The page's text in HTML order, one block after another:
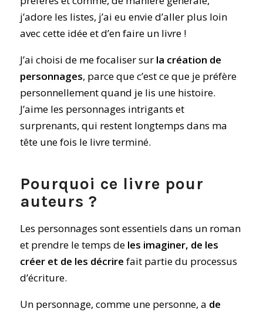
j’adore les listes, j’ai eu envie d’aller plus loin
avec cette idée et d’en faire un livre !
J’ai choisi de me focaliser sur la création de
personnages, parce que c’est ce que je préfère
personnellement quand je lis une histoire.
J’aime les personnages intrigants et
surprenants, qui restent longtemps dans ma
tête une fois le livre terminé.
Pourquoi ce livre pour
auteurs ?
Les personnages sont essentiels dans un roman
et prendre le temps de les imaginer, de les
créer et de les décrire fait partie du processus
d’écriture.
Un personnage, comme une personne, a de